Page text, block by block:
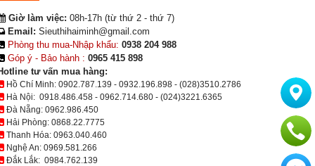
Giờ làm việc: 08h-17h (từ thứ 2 - thứ 7)
Email: Sieuthihaiminh@gmail.com
Phòng thu mua-Nhập khẩu: 0938 204 988
Góp ý - Bảo hành : 0965 415 898
tư vấn mua hàng:
Hồ Chí Minh: 0902.787.139 - 0932.196.898 - (028)3510.2786
Hà Nội: 0918.486.458 - 0962.714.680 - (024)3221.6365
Đà Nẵng: 0962.986.450
Hải Phòng: 0868.22.7775
Thanh Hóa: 0963.040.460
Nghệ An: 0969.581.266
Đắk Lắk: 0984.762.139